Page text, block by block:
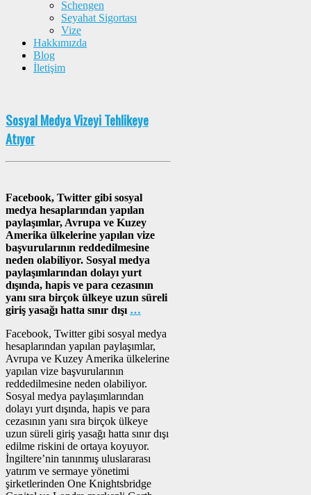
Schengen
Seyahat Sigortası
Vize
Hakkımızda
Blog
İletişim
Sosyal Medya Vizeyi Tehlikeye
Atıyor
Facebook, Twitter gibi sosyal
medya hesaplarından yapılan
paylaşımlar, Avrupa ve Kuzey
Amerika ülkelerine yapılan vize
başvurularının reddedilmesine
neden olabiliyor. Sosyal medya
paylaşımlarından dolayı yurt
dışında, hapis ve para cezasının
yanı sıra birçok ülkeye uzun süreli
giriş yasağı hatta sınır dışı …
Facebook, Twitter gibi sosyal medya
hesaplarından yapılan paylaşımlar,
Avrupa ve Kuzey Amerika ülkelerine
yapılan vize başvurularının
reddedilmesine neden olabiliyor.
Sosyal medya paylaşımlarından
dolayı yurt dışında, hapis ve para
cezasının yanı sıra birçok ülkeye
uzun süreli giriş yasağı hatta sınır dışı
edilme riskini de ortaya koyuyor.
İngiltere’nin tanınmış uluslararası
yatırım ve sermaye yönetimi
şirketlerinden One Knightsbridge